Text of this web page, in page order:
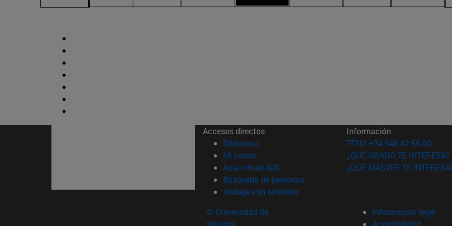
Accesos directos
Biblioteca (abre en nueva ventana)
Mi correo(abre en nueva ventana)
Aula virtual ADI (abre en nueva ventana)
Búsqueda de personas(abre en nueva ventana)
Trabaja con nosotros(abre en nueva ventana)
Información
TFNO +34 948 42 56 00
¿QUÉ GRADO TE INTERESA?
¿QUÉ MÁSTER TE
© Universidad de
Navarra
Información legal
Accesibilidad